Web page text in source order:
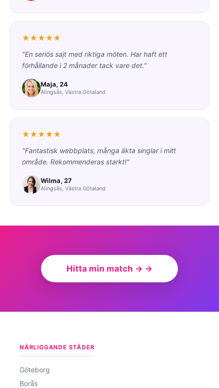
★★★★★
"En seriös sajt med riktiga möten. Har haft ett
förhållande i 2 månader tack vare det."
Maja, 24
Alingsås, Västra Götaland
★★★★★
"Fantastisk webbplats, många äkta singlar i mitt
område. Rekommenderas starkt!"
Wilma, 27
Alingsås, Västra Götaland
Hitta min match → →
NÄRLIGGANDE STÄDER
Göteborg
Borås